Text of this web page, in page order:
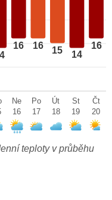
16 16 15 14
16
Ne
16
Po
17
Út
18
St
19
Čt
20
teploty v průběhu